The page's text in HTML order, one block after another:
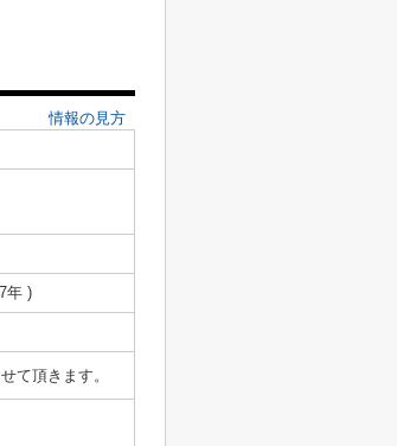
情報の見方
年 )
て頂きます。